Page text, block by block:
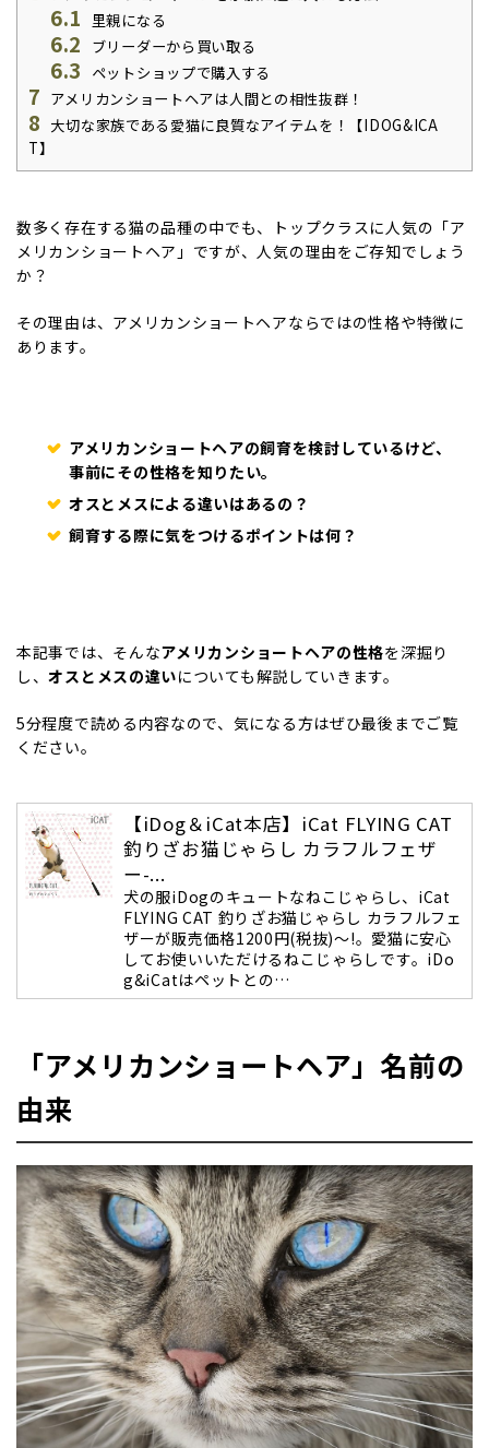
6.1 里親になる
6.2 ブリーダーから買い取る
6.3 ペットショップで購入する
7 アメリカンショートヘアは人間との相性抜群！
8 大切な家族である愛猫に良質なアイテムを！【IDOG&ICA
T】
数多く存在する猫の品種の中でも、トップクラスに人気の「ア
メリカンショートヘア」ですが、人気の理由をご存知でしょう
か？
その理由は、アメリカンショートヘアならではの性格や特徴に
あります。
アメリカンショートヘアの飼育を検討しているけど、
事前にその性格を知りたい。
オスとメスによる違いはあるの？
飼育する際に気をつけるポイントは何？
本記事では、そんなアメリカンショートヘアの性格を深掘り
し、オスとメスの違いについても解説していきます。
5分程度で読める内容なので、気になる方はぜひ最後までご覧
ください。
【iDog＆iCat本店】iCat FLYING CAT
釣りざお猫じゃらし カラフルフェザ
ー-...
犬の服iDogのキュートなねこじゃらし、iCat
FLYING CAT 釣りざお猫じゃらし カラフルフェ
ザーが販売価格1200円(税抜)～!。愛猫に安心
してお使いいただけるねこじゃらしです。iDo
g&iCatはペットとの…
「アメリカンショートヘア」名前の
由来